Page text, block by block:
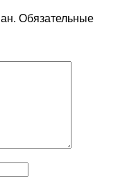
Обязательные